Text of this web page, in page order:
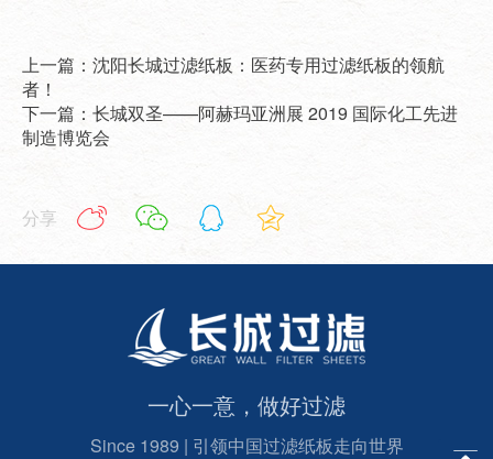
上一篇：沈阳长城过滤纸板：医药专用过滤纸板的领航
者！
下一篇：长城双圣——阿赫玛亚洲展 2019 国际化工先进
制造博览会
分享
一心一意，做好过滤
Since 1989 | 引领中国过滤纸板走向世界